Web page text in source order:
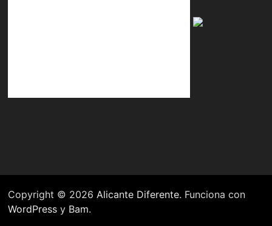
Copyright © 2026 Alicante Diferente. Funciona con
WordPressy Bam.